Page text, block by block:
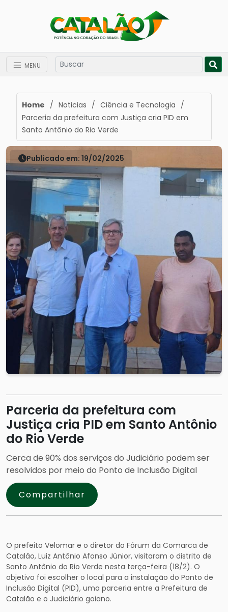
MENU
Home / Noticias / Ciência e Tecnologia /
Parceria da prefeitura com Justiça cria PID em
Santo Antônio do Rio Verde
Publicado em: 19/02/2025
Parceria da prefeitura com
Justiça cria PID em Santo Antônio
do Rio Verde
Cerca de 90% dos serviços do Judiciário podem ser
resolvidos por meio do Ponto de Inclusão Digital
Compartilhar
O prefeito Velomar e o diretor do Fórum da Comarca de
Catalão, Luiz Antônio Afonso Júnior, visitaram o distrito de
Santo Antônio do Rio Verde nesta terça-feira (18/2). O
objetivo foi escolher o local para a instalação do Ponto de
Inclusão Digital (PID), uma parceria entre a Prefeitura de
Catalão e o Judiciário goiano.